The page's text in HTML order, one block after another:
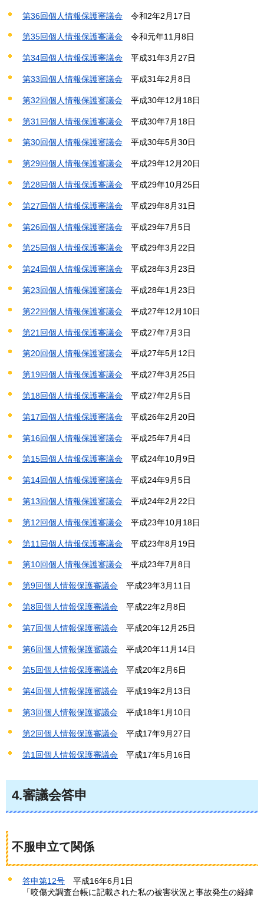
第36回個人情報保護審議会 令和2年2月17日
第35回個人情報保護審議会 令和元年11月8日
第34回個人情報保護審議会 平成31年3月27日
第33回個人情報保護審議会 平成31年2月8日
第32回個人情報保護審議会 平成30年12月18日
第31回個人情報保護審議会 平成30年7月18日
第30回個人情報保護審議会 平成30年5月30日
第29回個人情報保護審議会 平成29年12月20日
第28回個人情報保護審議会 平成29年10月25日
第27回個人情報保護審議会 平成29年8月31日
第26回個人情報保護審議会 平成29年7月5日
第25回個人情報保護審議会 平成29年3月22日
第24回個人情報保護審議会 平成28年3月23日
第23回個人情報保護審議会 平成28年1月23日
第22回個人情報保護審議会 平成27年12月10日
第21回個人情報保護審議会 平成27年7月3日
第20回個人情報保護審議会 平成27年5月12日
第19回個人情報保護審議会 平成27年3月25日
第18回個人情報保護審議会 平成27年2月5日
第17回個人情報保護審議会 平成26年2月20日
第16回個人情報保護審議会 平成25年7月4日
第15回個人情報保護審議会 平成24年10月9日
第14回個人情報保護審議会 平成24年9月5日
第13回個人情報保護審議会 平成24年2月22日
第12回個人情報保護審議会 平成23年10月18日
第11回個人情報保護審議会 平成23年8月19日
第10回個人情報保護審議会 平成23年7月8日
第9回個人情報保護審議会 平成23年3月11日
第8回個人情報保護審議会 平成22年2月8日
第7回個人情報保護審議会 平成20年12月25日
第6回個人情報保護審議会 平成20年11月14日
第5回個人情報保護審議会 平成20年2月6日
第4回個人情報保護審議会 平成19年2月13日
第3回個人情報保護審議会 平成18年1月10日
第2回個人情報保護審議会 平成17年9月27日
第1回個人情報保護審議会 平成17年5月16日
4.審議会答申
不服申立て関係
答申第12号 平成16年6月1日
「咬傷犬調査台帳に記載された私の被害状況と事故発生の経緯